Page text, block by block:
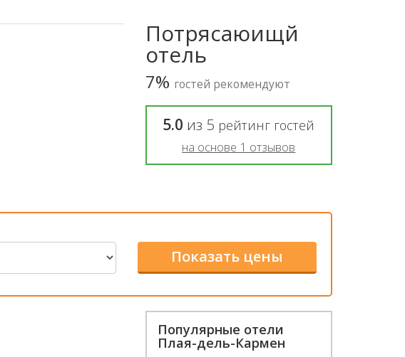
Потрясаюищй
отель
7% гостей рекомендуют
5.0 из 5 рейтинг гостей
на основе 1 отзывов
Популярные отели
Плая-дель-Кармен